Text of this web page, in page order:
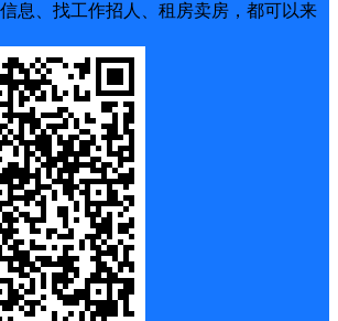
息、找工作招人、租房卖房，都可以来